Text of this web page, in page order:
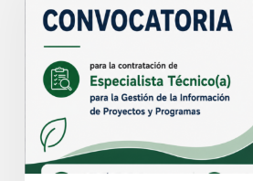
Especialista
Gestión
Información
de